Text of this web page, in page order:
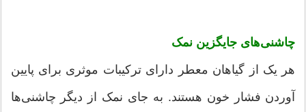
چاشنی‌های جایگزین نمک
هر یک از گیاهان معطر دارای ترکیبات موثری برای پایین
آوردن فشار خون هستند. به جای نمک از دیگر چاشنی‌ها